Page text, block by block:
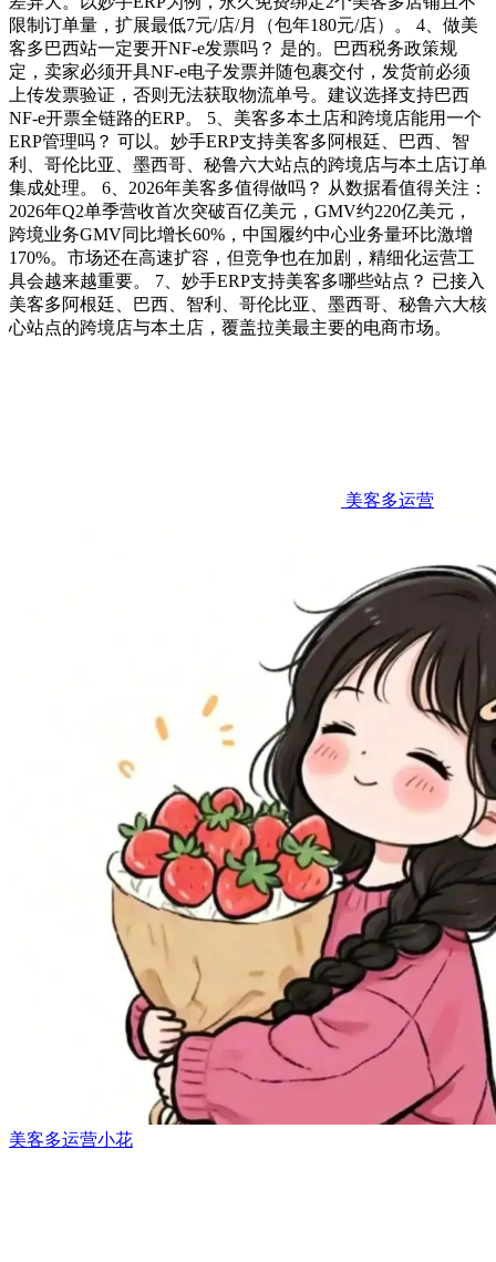
限制订单量，扩展最低7元/店/月（包年180元/店）。 4、做美
客多巴西站一定要开NF-e发票吗？ 是的。巴西税务政策规
定，卖家必须开具NF-e电子发票并随包裹交付，发货前必须
上传发票验证，否则无法获取物流单号。建议选择支持巴西
NF-e开票全链路的ERP。 5、美客多本土店和跨境店能用一个
ERP管理吗？ 可以。妙手ERP支持美客多阿根廷、巴西、智
利、哥伦比亚、墨西哥、秘鲁六大站点的跨境店与本土店订单
集成处理。 6、2026年美客多值得做吗？ 从数据看值得关注：
2026年Q2单季营收首次突破百亿美元，GMV约220亿美元，
跨境业务GMV同比增长60%，中国履约中心业务量环比激增
170%。市场还在高速扩容，但竞争也在加剧，精细化运营工
具会越来越重要。 7、妙手ERP支持美客多哪些站点？ 已接入
美客多阿根廷、巴西、智利、哥伦比亚、墨西哥、秘鲁六大核
心站点的跨境店与本土店，覆盖拉美最主要的电商市场。
美客多运营
美客多运营小花